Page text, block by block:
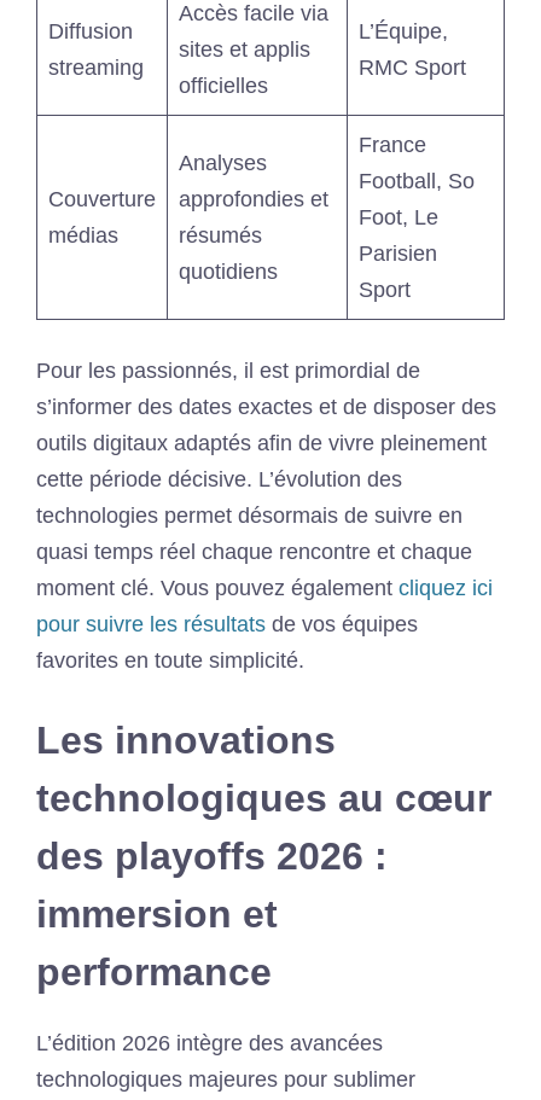
Diffusion
streaming
Accès facile via
sites et applis
officielles
L’Équipe,
RMC Sport
Couverture
médias
Analyses
approfondies et
résumés
quotidiens
France
Football, So
Foot, Le
Parisien
Sport
Pour les passionnés, il est primordial de
s’informer des dates exactes et de disposer des
outils digitaux adaptés afin de vivre pleinement
cette période décisive. L’évolution des
technologies permet désormais de suivre en
quasi temps réel chaque rencontre et chaque
moment clé. Vous pouvez également cliquez ici
pour suivre les résultats de vos équipes
favorites en toute simplicité.
Les innovations
technologiques au cœur
des playoffs 2026 :
immersion et
performance
L’édition 2026 intègre des avancées
technologiques majeures pour sublimer